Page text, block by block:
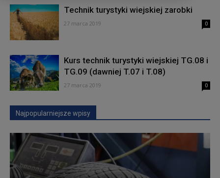
Technik turystyki wiejskiej zarobki
27 marca 2019 0
Kurs technik turystyki wiejskiej TG.08 i
TG.09 (dawniej T.07 i T.08)
27 marca 2019 0
Najpopularniejsze wpisy